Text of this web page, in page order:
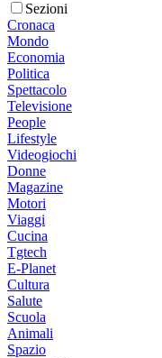
Sezioni
Cronaca
Mondo
Economia
Politica
Spettacolo
Televisione
People
Lifestyle
Videogiochi
Donne
Magazine
Motori
Viaggi
Cucina
Tgtech
E-Planet
Cultura
Salute
Scuola
Animali
Spazio